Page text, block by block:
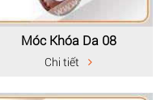
Móc Khóa Da 08
Chi tiết